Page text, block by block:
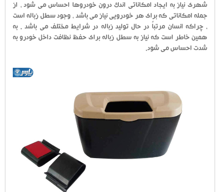
شهری نیاز به ایجاد امکاناتی اندک درون خودروها احساس می شود ، از
جمله امکاناتی که برای هر خودرویی نیاز می باشد ، وجود سطل زباله است
، چراکه انسان مرتباً در حال تولید زباله در شرایط مختلف می باشد . به
همین خاطر است که نیاز به سطل زباله برای حفظ نظافت داخل خودرو به
شدت احساس می شود.